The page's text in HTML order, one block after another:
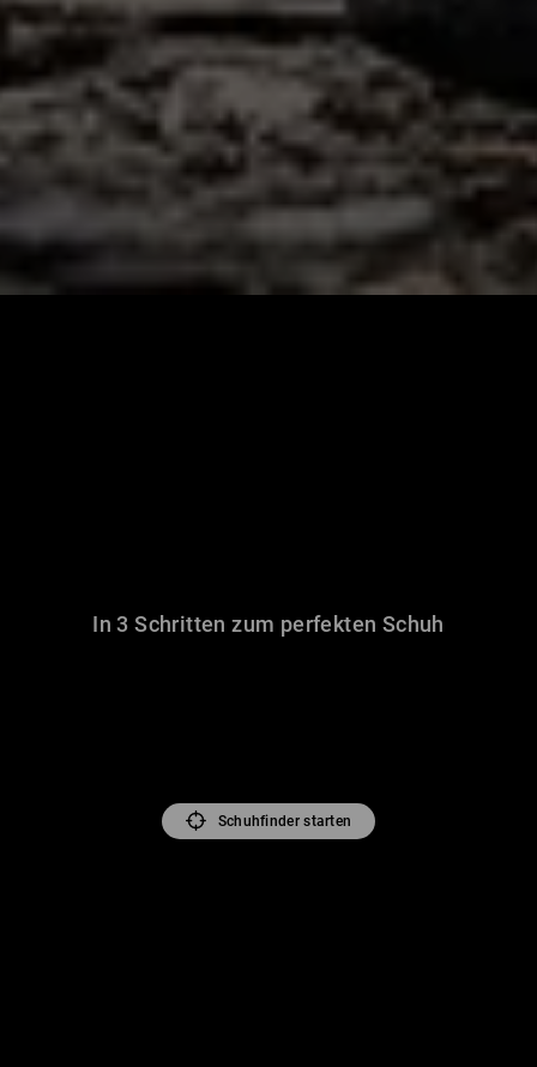
In 3 Schritten zum perfekten Schuh
Schuhfinder starten